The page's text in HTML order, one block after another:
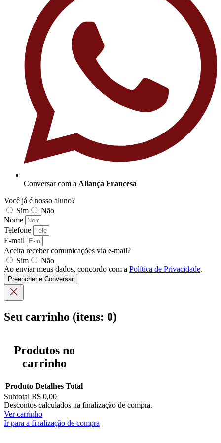
Conversar com a Aliança Francesa
Você já é nosso aluno?
Sim
Não
Nome
Telefone
E-mail
Aceita receber comunicações via e-mail?
Sim
Não
Ao enviar meus dados, concordo com a Política de Privacidade.
Preencher e Conversar
Seu carrinho (itens: 0)
Produtos no
carrinho
Produto Detalhes Total
Subtotal R$ 0,00
Descontos calculados na finalização de compra.
Ver carrinho
Ir para a finalização de compra